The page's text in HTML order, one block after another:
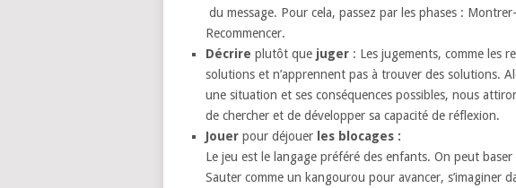
du message. Pour cela, passez par les phases :
Recommencer.
Décrire plutôt que juger : Les jugements, comme les
solutions et n’apprennent pas à trouver des solutions.
une situation et ses conséquences possibles, nous
de chercher et de développer sa capacité de réflexion.
Jouerpour déjouer les blocages :
Le jeu est le langage préféré des enfants. On peut
Sauter comme un kangourou pour avancer, s’imaginer